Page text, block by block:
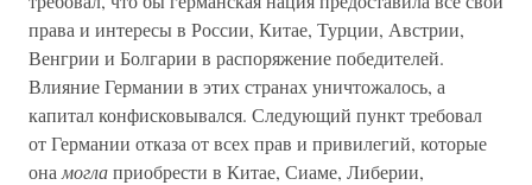
права и интересы в России, Китае, Турции, Австрии,
Венгрии и Болгарии в распоряжение победителей.
Влияние Германии в этих странах уничтожалось, а
капитал конфисковывался. Следующий пункт требовал
от Германии отказа от всех прав и привилегий, которые
она моглаприобрести в Китае, Сиаме, Либерии,